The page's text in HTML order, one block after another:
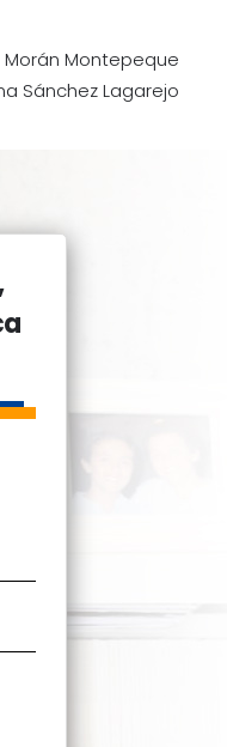
Morán Montepeque
Sánchez Lagarejo